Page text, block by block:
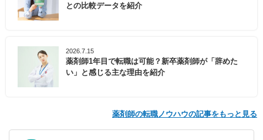
との比較データを紹介
2026.7.15
薬剤師1年目で転職は可能？新卒薬剤師が「辞めた
い」と感じる主な理由を紹介
薬剤師の転職ノウハウの記事をもっと見る